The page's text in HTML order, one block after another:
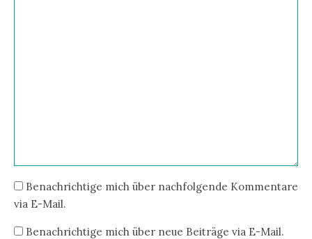
Benachrichtige mich über nachfolgende Kommentare
via E-Mail.
Benachrichtige mich über neue Beiträge via E-Mail.